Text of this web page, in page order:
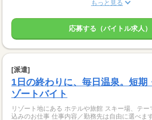
もっと見る
応募する（バイトル求人）
[派遣]
1日の終わりに、毎日温泉。短期
ゾートバイト
リゾート地にある ホテルや旅館 スキー場、テ
込みのお仕事 仕事内容／勤務先は自由に選べま